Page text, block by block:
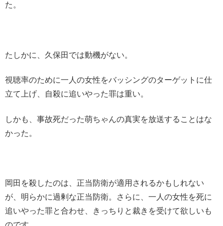
た。
たしかに、久保田では動機がない。
視聴率のために一人の女性をバッシングのターゲットに仕
立て上げ、自殺に追いやった罪は重い。
しかも、事故死だった萌ちゃんの真実を放送することはな
かった。
岡田を殺したのは、正当防衛が適用されるかもしれない
が、明らかに過剰な正当防衛。さらに、一人の女性を死に
追いやった罪と合わせ、きっちりと裁きを受けて欲しいも